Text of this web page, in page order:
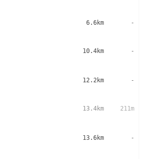
6.6km -
10.4km -
12.2km -
13.4km 211m
13.6km -